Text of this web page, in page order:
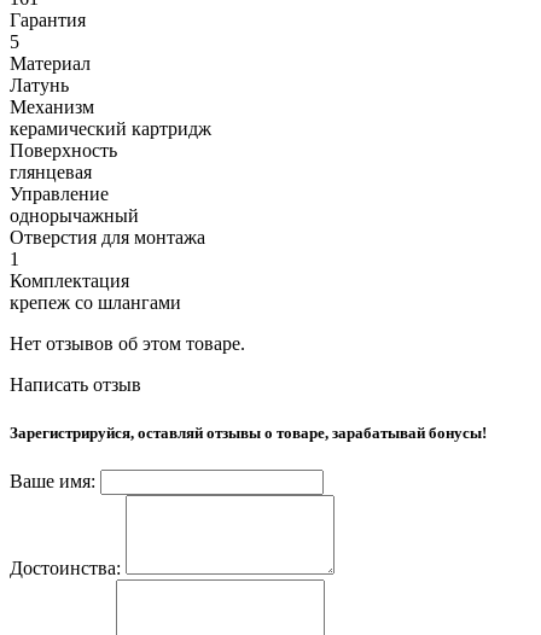
Гарантия
5
Материал
Латунь
Механизм
керамический картридж
Поверхность
глянцевая
Управление
однорычажный
Отверстия для монтажа
1
Комплектация
крепеж со шлангами
Нет отзывов об этом товаре.
Написать отзыв
Зарегистрируйся, оставляй отзывы о товаре, зарабатывай бонусы!
Ваше имя:
Достоинства: